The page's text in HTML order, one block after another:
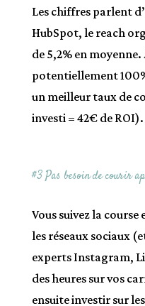
Les chiffres parlent
HubSpot, le reach
de 5,2% en
potentiellement
un meilleur taux de
investi = 42€ de ROI).
#3 Pas besoin de courir
Vous suivez la
les réseaux sociaux
experts Instagram,
des heures sur vos
ensuite investir sur